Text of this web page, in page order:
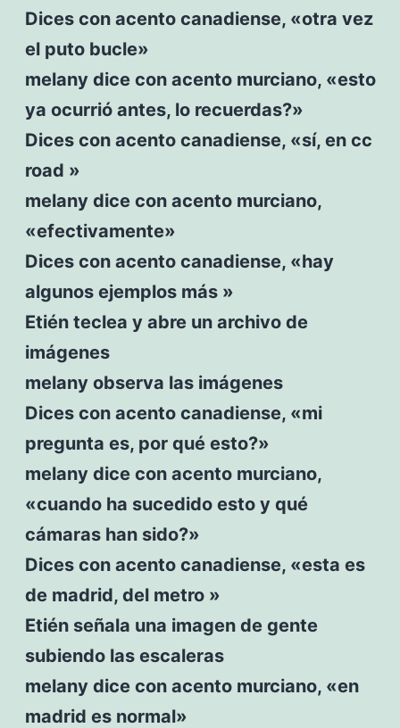
Dices con acento canadiense, «otra vez
el puto bucle»
melany dice con acento murciano, «esto
ya ocurrió antes, lo recuerdas?»
Dices con acento canadiense, «sí, en cc
road »
melany dice con acento murciano,
«efectivamente»
Dices con acento canadiense, «hay
algunos ejemplos más »
Etién teclea y abre un archivo de
imágenes
melany observa las imágenes
Dices con acento canadiense, «mi
pregunta es, por qué esto?»
melany dice con acento murciano,
«cuando ha sucedido esto y qué
cámaras han sido?»
Dices con acento canadiense, «esta es
de madrid, del metro »
Etién señala una imagen de gente
subiendo las escaleras
melany dice con acento murciano, «en
madrid es normal»